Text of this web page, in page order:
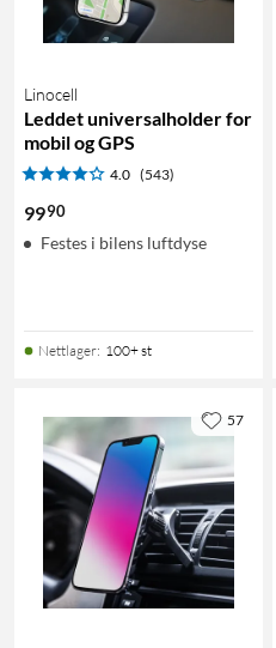
Linocell
Leddet universalholder for
mobil og GPS
4.0 (543)
9990
Festes i bilens luftdyse
Nettlager: 100+ st
57